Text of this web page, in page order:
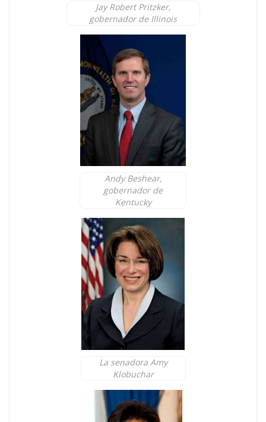
Jay Robert Pritzker,
gobernador de Illinois
Andy Beshear,
gobernador de
Kentucky
La senadora Amy
Klobuchar